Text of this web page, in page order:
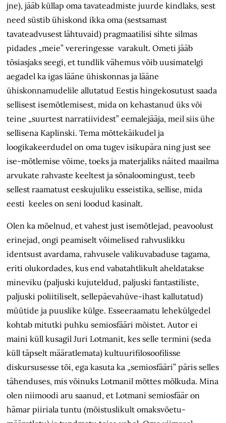
jne), jääb küllap oma tavateadmiste juurde kindlaks, sest
need süstib ühiskond ikka oma (sestsamast
tavateadvusest lähtuvaid) pragmaatilisi sihte silmas
pidades „meie” vereringesse varakult. Ometi jääb
tõsiasjaks seegi, et tundlik vähemus võib uusimatelgi
aegadel ka igas lääne ühiskonnas ja lääne
ühiskonnamudelile allutatud Eestis hingekosutust saada
sellisest isemõtlemisest, mida on kehastanud üks või
teine „suurtest narratiividest” eemalejääja, meil siis ühe
sellisena Kaplinski. Tema mõttekäikudel ja
loogikakeerdudel on oma tugev isikupära ning just see
ise-mõtlemise võime, toeks ja materjaliks näited maailma
arvukate rahvaste keeltest ja sõnaloomingust, teeb
sellest raamatust eeskujuliku esseistika, sellise, mida
eesti keeles on seni loodud kasinalt.
Olen ka mõelnud, et vahest just isemõtlejad, peavoolust
erinejad, ongi peamiselt võimelised rahvuslikku
identsust avardama, rahvusele valikuvabaduse tagama,
eriti olukordades, kus end vabatahtlikult aheldatakse
mineviku (paljuski kujuteldud, paljuski fantastiliste,
paljuski poliitiliselt, sellepäevahüve-ihast kallutatud)
müütide ja puuslike külge. Esseeraamatu lehekülgedel
kohtab mitutki puhku semiosfääri mõistet. Autor ei
maini küll kusagil Juri Lotmanit, kes selle termini (seda
küll täpselt määratlemata) kultuurifilosoofilisse
diskursusesse tõi, ega kasuta ka „semiosfääri” päris selles
tähenduses, mis võinuks Lotmanil mõttes mõlkuda. Mina
olen niimoodi aru saanud, et Lotmani semiosfäär on
hämar piiriala tuntu (mõistuslikult omaksvõetu-